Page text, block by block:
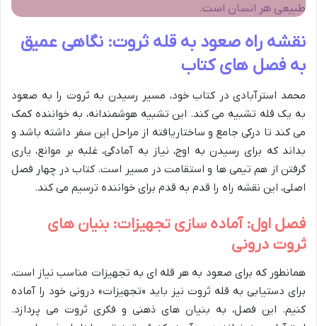
طبیعی هر انسان است.
نقشه راه صعود به قله ثروت: نگاهی عمیق
به فصل های کتاب
محمد استرآبادی در کتاب خود، مسیر رسیدن به ثروت را به صعود
به یک قله تشبیه می کند. این تشبیه هوشمندانه، به خواننده کمک
می کند تا درکی جامع و ساختاریافته از مراحل این سفر داشته باشد و
بداند که برای رسیدن به اوج، نیاز به آمادگی، غلبه بر موانع، یاری
گرفتن از هم تیمی ها و استقامت در مسیر است. کتاب در چهار فصل
اصلی، این نقشه راه را قدم به قدم برای خواننده ترسیم می کند.
فصل اول: آماده سازی تجهیزات: بنیان های
ثروت درونی
همانطور که برای صعود به هر قله ای به تجهیزات مناسب نیاز است،
برای دستیابی به قله ثروت نیز باید «تجهیزات» درونی خود را آماده
کنیم. این فصل، به بنیان های ذهنی و فکری ثروت می پردازد.